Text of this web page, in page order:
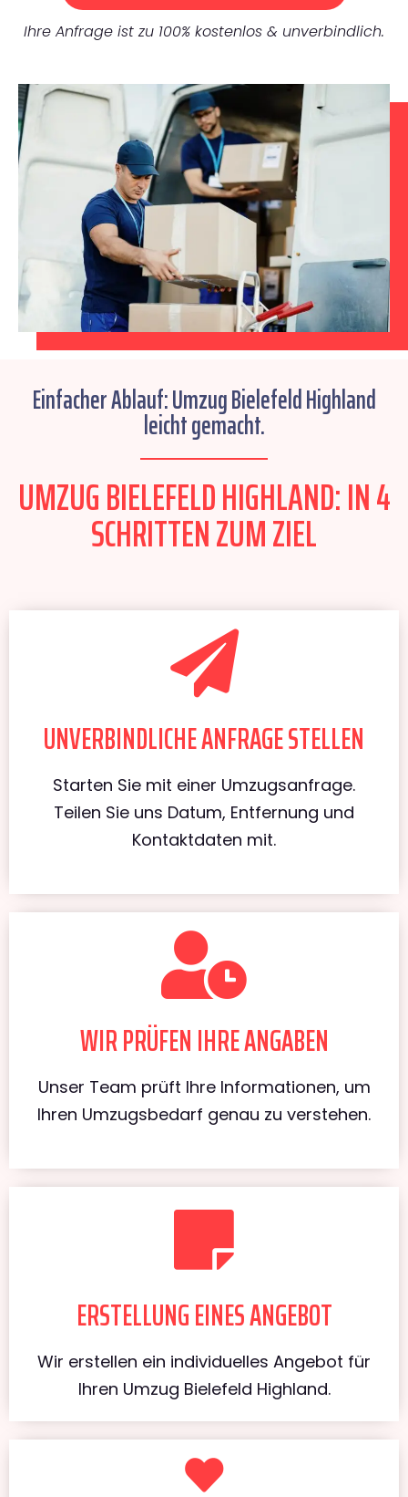
Ihre Anfrage ist zu 100% kostenlos & unverbindlich.
Einfacher Ablauf: Umzug Bielefeld Highland
leicht gemacht.
UMZUG BIELEFELD HIGHLAND: IN 4
SCHRITTEN ZUM ZIEL
UNVERBINDLICHE ANFRAGE STELLEN
Starten Sie mit einer Umzugsanfrage.
Teilen Sie uns Datum, Entfernung und
Kontaktdaten mit.
WIR PRÜFEN IHRE ANGABEN
Unser Team prüft Ihre Informationen, um
Ihren Umzugsbedarf genau zu verstehen.
ERSTELLUNG EINES ANGEBOT
Wir erstellen ein individuelles Angebot für
Ihren Umzug Bielefeld Highland.